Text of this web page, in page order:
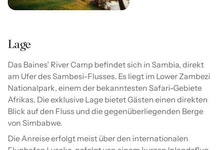
Lage
Das Baines' River Camp befindet sich in Sambia, direkt
am Ufer des Sambesi-Flusses. Es liegt im Lower Zambezi
Nationalpark, einem der bekanntesten Safari-Gebiete
Afrikas. Die exklusive Lage bietet Gästen einen direkten
Blick auf den Fluss und die gegenüberliegenden Berge
von Simbabwe.
Die Anreise erfolgt meist über den internationalen